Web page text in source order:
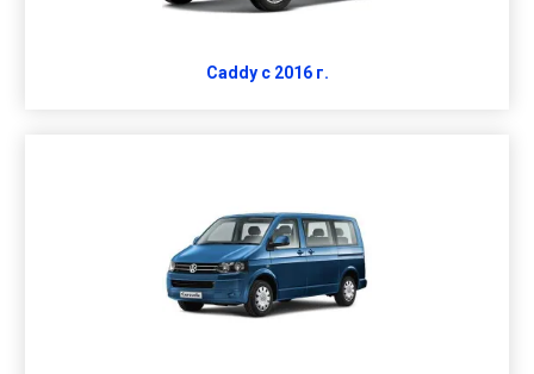
Caddy с 2016 г.